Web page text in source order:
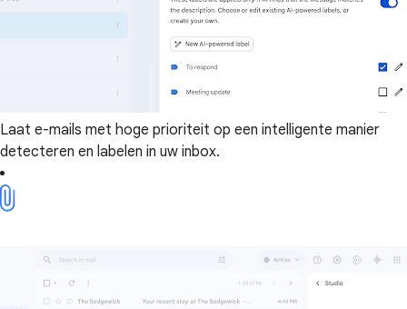
Laat e-mails met hoge prioriteit op een intelligente manier
detecteren en labelen in uw inbox.